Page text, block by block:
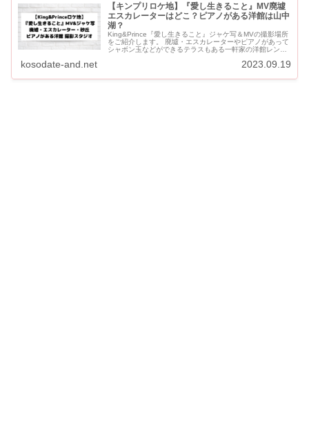
【キンプリロケ地】『愛し生きること』MV廃墟
エスカレーターはどこ？ピアノがある洋館は山中
湖？
King&Prince『愛し生きること』ジャケ写＆MVの撮影場所
をご紹介します。 廃墟・エスカレーターやピアノがあって
シャボン玉などができるテラスもある一軒家の洋館レンタ
kosodate-and.net 2023.09.19